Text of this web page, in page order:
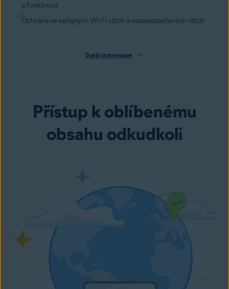
a funkčnost
Ochrana ve veřejných Wi-Fi sítích a nezabezpečených sítích
Další informace
Přístup k oblíbenému
obsahu odkudkoli